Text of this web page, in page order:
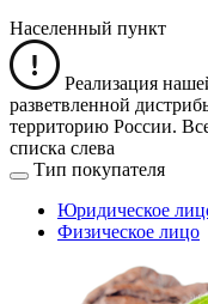
Населенный пункт
Реализация
разветвленной
территорию России.
списка слева
Тип покупателя
Юридическое
Физическое лицо